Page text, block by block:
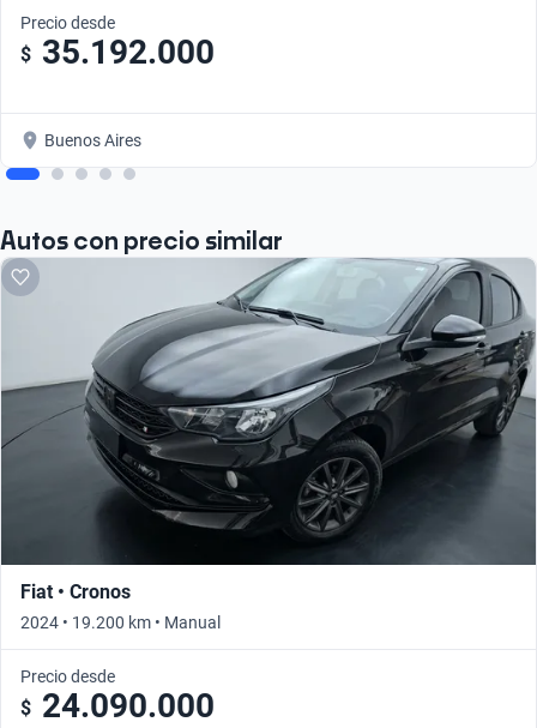
Precio desde
$ 35.192.000
Buenos Aires
Autos con precio similar
Fiat • Cronos
2024 • 19.200 km • Manual
Precio desde
$ 24.090.000